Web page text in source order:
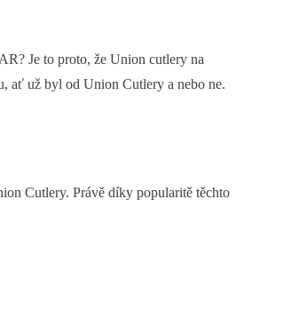
Je to proto, že Union cutlery na
ať už byl od Union Cutlery a nebo ne.
Cutlery. Právě díky popularitě těchto